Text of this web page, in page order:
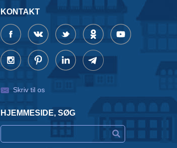
KONTAKT
Skriv til os
HJEMMESIDE, SØG